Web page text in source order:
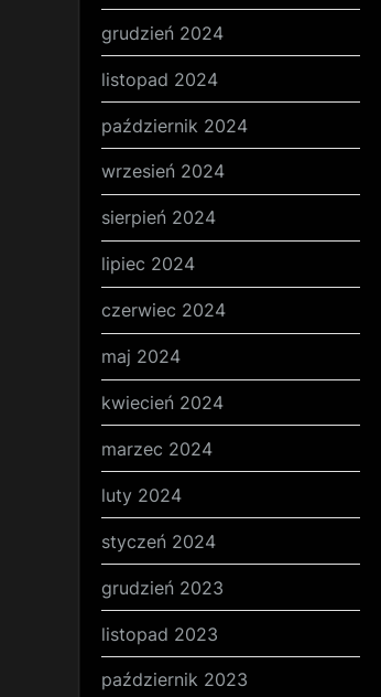
grudzień 2024
listopad 2024
październik 2024
wrzesień 2024
sierpień 2024
lipiec 2024
czerwiec 2024
maj 2024
kwiecień 2024
marzec 2024
luty 2024
styczeń 2024
grudzień 2023
listopad 2023
październik 2023